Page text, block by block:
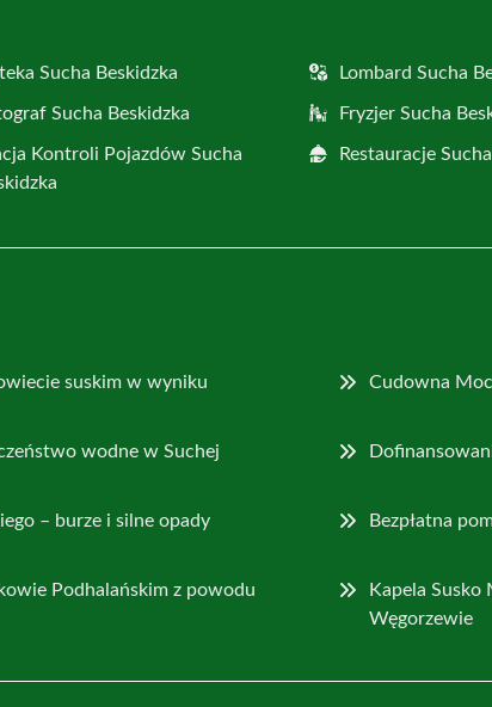
Sucha Beskidzka Lombard Sucha
Sucha Beskidzka Fryzjer Sucha
Kontroli Pojazdów Sucha
Restauracje
suskim w wyniku
Cudowna
wodne w Suchej
– burze i silne opady
Bezpłatna
Podhalańskim z powodu
Kapela Susko
Węgorzewie